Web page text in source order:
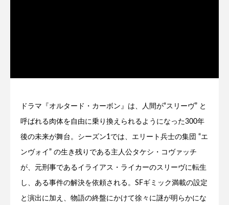
ドラマ『オルタード・カーボン』は、人間が“スリーヴ” と
呼ばれる肉体を自由に乗り換えられるようになった300年
後の未来が舞台。シーズン1では、エリート兵士の集団 “エ
ンヴォイ” の生き残りである主人公タケシ・コヴァッチ
が、元刑事であるイライアス・ライカーのスリーヴに転生
し、ある事件の解決を依頼される。SFギミック満載の設定
と演出に加え、物語の終盤にかけて徐々に謎が明らかにな